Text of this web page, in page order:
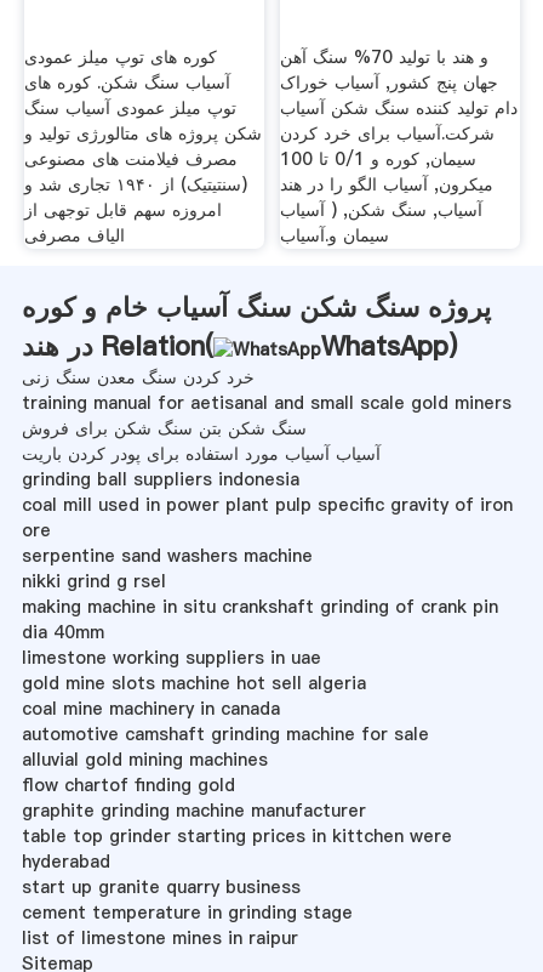
کوره های توپ میلز عمودی
آسیاب سنگ شکن. کوره های
توپ میلز عمودی آسیاب سنگ
شکن پروژه های متالورژی تولید و
مصرف فیلامنت های مصنوعی
(سنتیتیک) از ۱۹۴۰ تجاری شد و
امروزه سهم قابل توجهی از
الیاف مصرفی
و هند با توليد 70% سنگ آهن
جهان پنج كشور, آسیاب خوراک
دام تولید کننده سنگ شکن آسیاب
شرکت.آسیاب برای خرد کردن
سیمان, کوره و 0/1 تا 100
میکرون, آسیاب الگو را در هند
آسیاب, سنگ شکن, ( آسیاب
سیمان و.آسیاب
پروژه سنگ شکن سنگ آسیاب خام و کوره
در هند Relation(
WhatsApp)
خرد کردن سنگ معدن سنگ زنی
training manual for aetisanal and small scale gold miners
سنگ شکن بتن سنگ شکن برای فروش
آسیاب آسیاب مورد استفاده برای پودر کردن باریت
grinding ball suppliers indonesia
coal mill used in power plant pulp specific gravity of iron
ore
serpentine sand washers machine
nikki grind g rsel
making machine in situ crankshaft grinding of crank pin
dia 40mm
limestone working suppliers in uae
gold mine slots machine hot sell algeria
coal mine machinery in canada
automotive camshaft grinding machine for sale
alluvial gold mining machines
flow chartof finding gold
graphite grinding machine manufacturer
table top grinder starting prices in kittchen were
hyderabad
start up granite quarry business
cement temperature in grinding stage
list of limestone mines in raipur
Sitemap